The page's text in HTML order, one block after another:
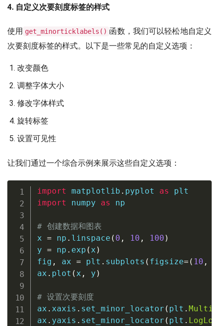
4. 自定义次要刻度标签的样式
使用 get_minorticklabels() 函数，我们可以轻松地自定义
次要刻度标签的样式。以下是一些常见的自定义选项：
改变颜色
调整字体大小
修改字体样式
旋转标签
设置可见性
让我们通过一个综合示例来展示这些自定义选项：
import matplotlib . pyplot as
import numpy as np
# 创建数据和图表
x = np . linspace ( 0 , 10 , 100 )
y = np . exp ( x )
fig , ax = plt . subplots ( figsize= ( 10 ,
ax . plot ( x , y )
# 设置次要刻度
ax . xaxis . set_minor_locator ( plt .
ax . yaxis . set_minor_locator ( plt .